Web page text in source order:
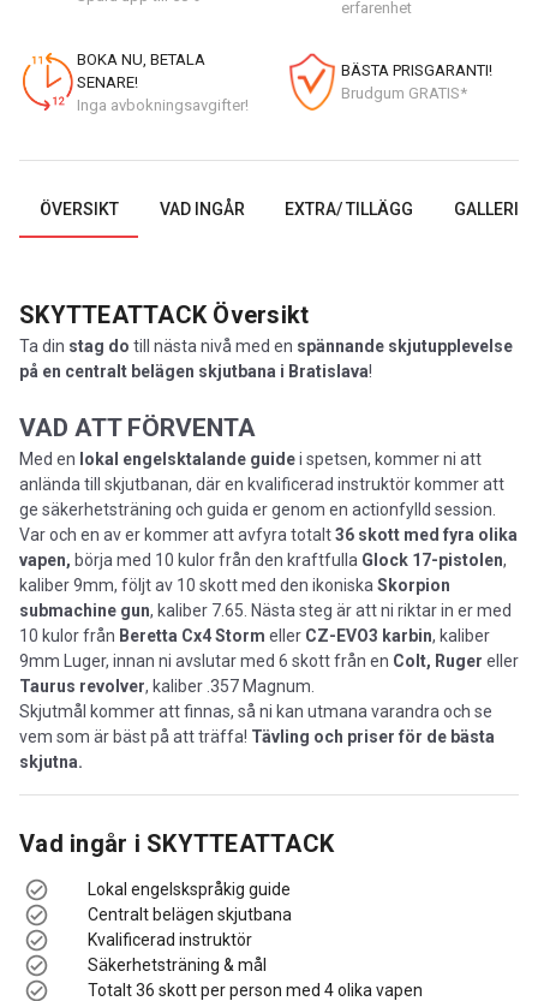
erfarenhet
BOKA NU, BETALA
SENARE!
Inga avbokningsavgifter!
BÄSTA PRISGARANTI!
Brudgum GRATIS*
ÖVERSIKT VAD INGÅR EXTRA/ TILLÄGG GALLERI
SKYTTEATTACK Översikt
Ta din stag do till nästa nivå med en spännande skjutupplevelse
på en centralt belägen skjutbana i Bratislava!
VAD ATT FÖRVENTA
Med en lokal engelsktalande guidei spetsen, kommer ni att
anlända till skjutbanan, där en kvalificerad instruktör kommer att
ge säkerhetsträning och guida er genom en actionfylld session.
Var och en av er kommer att avfyra totalt36 skott med fyra olika
vapen, börja med 10 kulor från den kraftfulla Glock 17-pistolen,
kaliber 9mm, följt av 10 skott med den ikoniska Skorpion
submachine gun, kaliber 7.65. Nästa steg är att ni riktar in er med
10 kulor från Beretta Cx4 Storm eller CZ-EVO3 karbin, kaliber
9mm Luger, innan ni avslutar med 6 skott från en Colt, Ruger eller
Taurus revolver, kaliber .357 Magnum.
Skjutmål kommer att finnas, så ni kan utmana varandra och se
vem som är bäst på att träffa! Tävling och priser för de bästa
skjutna.
Vad ingår i SKYTTEATTACK
Lokal engelskspråkig guide
Centralt belägen skjutbana
Kvalificerad instruktör
Säkerhetsträning & mål
Totalt 36 skott per person med 4 olika vapen